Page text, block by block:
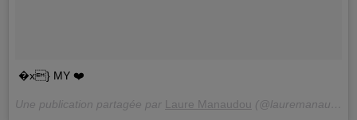
�x} MY ❤️
Une publication partagée par Laure Manaudou (@lauremanaudouoff) le